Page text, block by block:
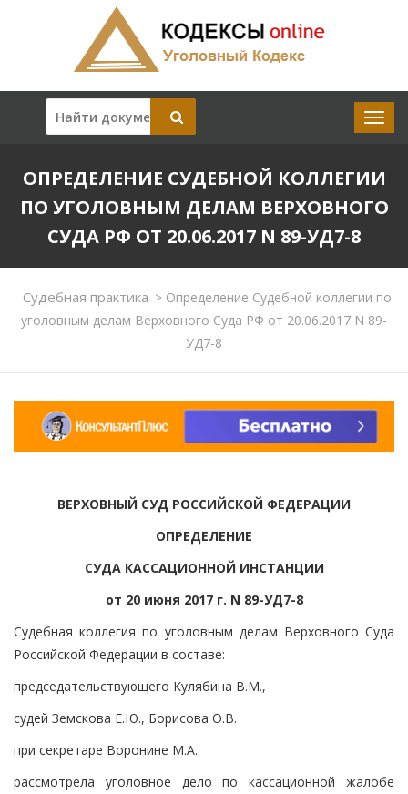
ОПРЕДЕЛЕНИЕ СУДЕБНОЙ КОЛЛЕГИИ
ПО УГОЛОВНЫМ ДЕЛАМ ВЕРХОВНОГО
СУДА РФ ОТ 20.06.2017 N 89-УД7-8
Судебная практика > Определение Судебной коллегии по
уголовным делам Верховного Суда РФ от 20.06.2017 N 89-
УД7-8
ВЕРХОВНЫЙ СУД РОССИЙСКОЙ ФЕДЕРАЦИИ
ОПРЕДЕЛЕНИЕ
СУДА КАССАЦИОННОЙ ИНСТАНЦИИ
от 20 июня 2017 г. N 89-УД7-8
Судебная коллегия по уголовным делам Верховного Суда
Российской Федерации в составе:
председательствующего Кулябина В.М.,
судей Земскова Е.Ю., Борисова О.В.
при секретаре Воронине М.А.
рассмотрела уголовное дело по кассационной жалобе